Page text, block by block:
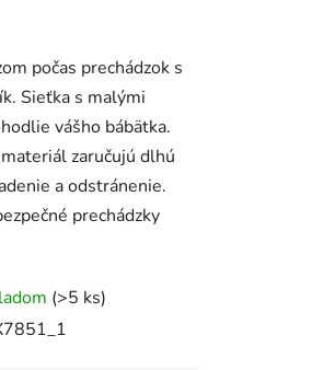
počas prechádzok s
Sieťka s malými
vášho bábätka.
zaručujú dlhú
a odstránenie.
prechádzky
(>5 ks)